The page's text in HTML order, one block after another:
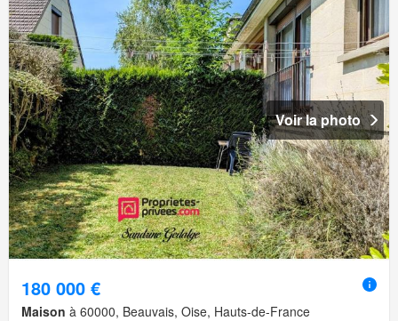
Voir la photo
180 000 €
Maison à 60000, Beauvais, Oise, Hauts-de-France